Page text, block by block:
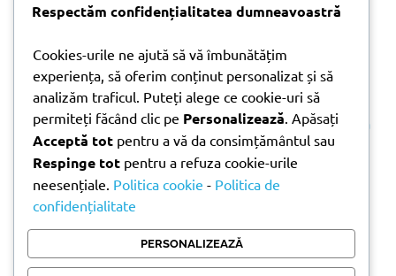
Noutăți
ARTICOLE RECENTE
Parchet laminat sau SPC? Diferențele care contează
Materiale pentru zidărie – avantajele fiecărei soluții
și când se folosesc
Ghid practic pentru alegerea vopselei lavabile
pentru fiecare încăpere
Produse indispensabile pentru lucrările de
întreținere din timpul verii
Respectăm confidențialitatea dumneavoastră
Cookies-urile ne ajută să vă îmbunătățim
experiența, să oferim conținut personalizat și să
analizăm traficul. Puteți alege ce cookie-uri să
permiteți făcând clic pe Personalizează . Apăsați
Acceptă tot pentru a vă da consimțământul sau
Respinge tot pentru a refuza cookie-urile
neesențiale. Politica cookie - Politica de
confidențialitate
PERSONALIZEAZĂ